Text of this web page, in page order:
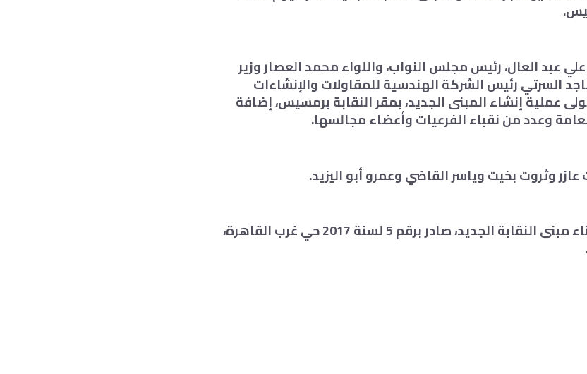
عبد العال، رئيس مجلس النواب، واللواء محمد العصار وزير
ماجد السرتي رئيس الشركة الهندسية للمقاولات والإنشاءات
عملية إنشاء المبنى الجديد، بمقر النقابة برمسيس، إضافة
وعدد من نقباء الفرعيات وأعضاء مجالسها.
وثروت بخيت وياسر القاضي وعمرو أبو اليزيد.
جدير بالذكر، أن ترخيص بناء مبنى النقابة الجديد، صادر برقم 5 لسنة 2017 حي غرب القاهرة،